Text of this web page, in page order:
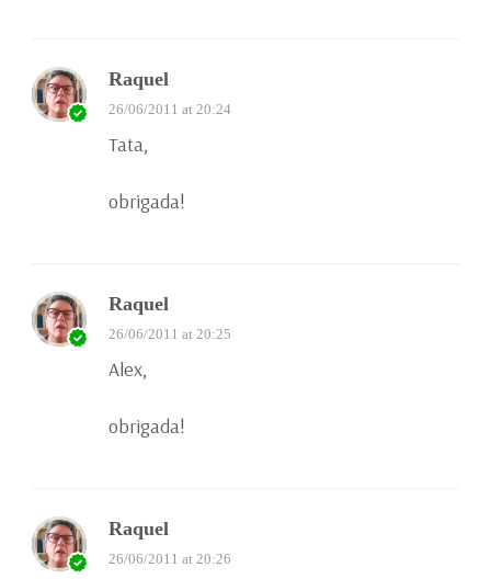
Raquel
26/06/2011 at 20:24
Tata,
obrigada!
Raquel
26/06/2011 at 20:25
Alex,
obrigada!
Raquel
26/06/2011 at 20:26